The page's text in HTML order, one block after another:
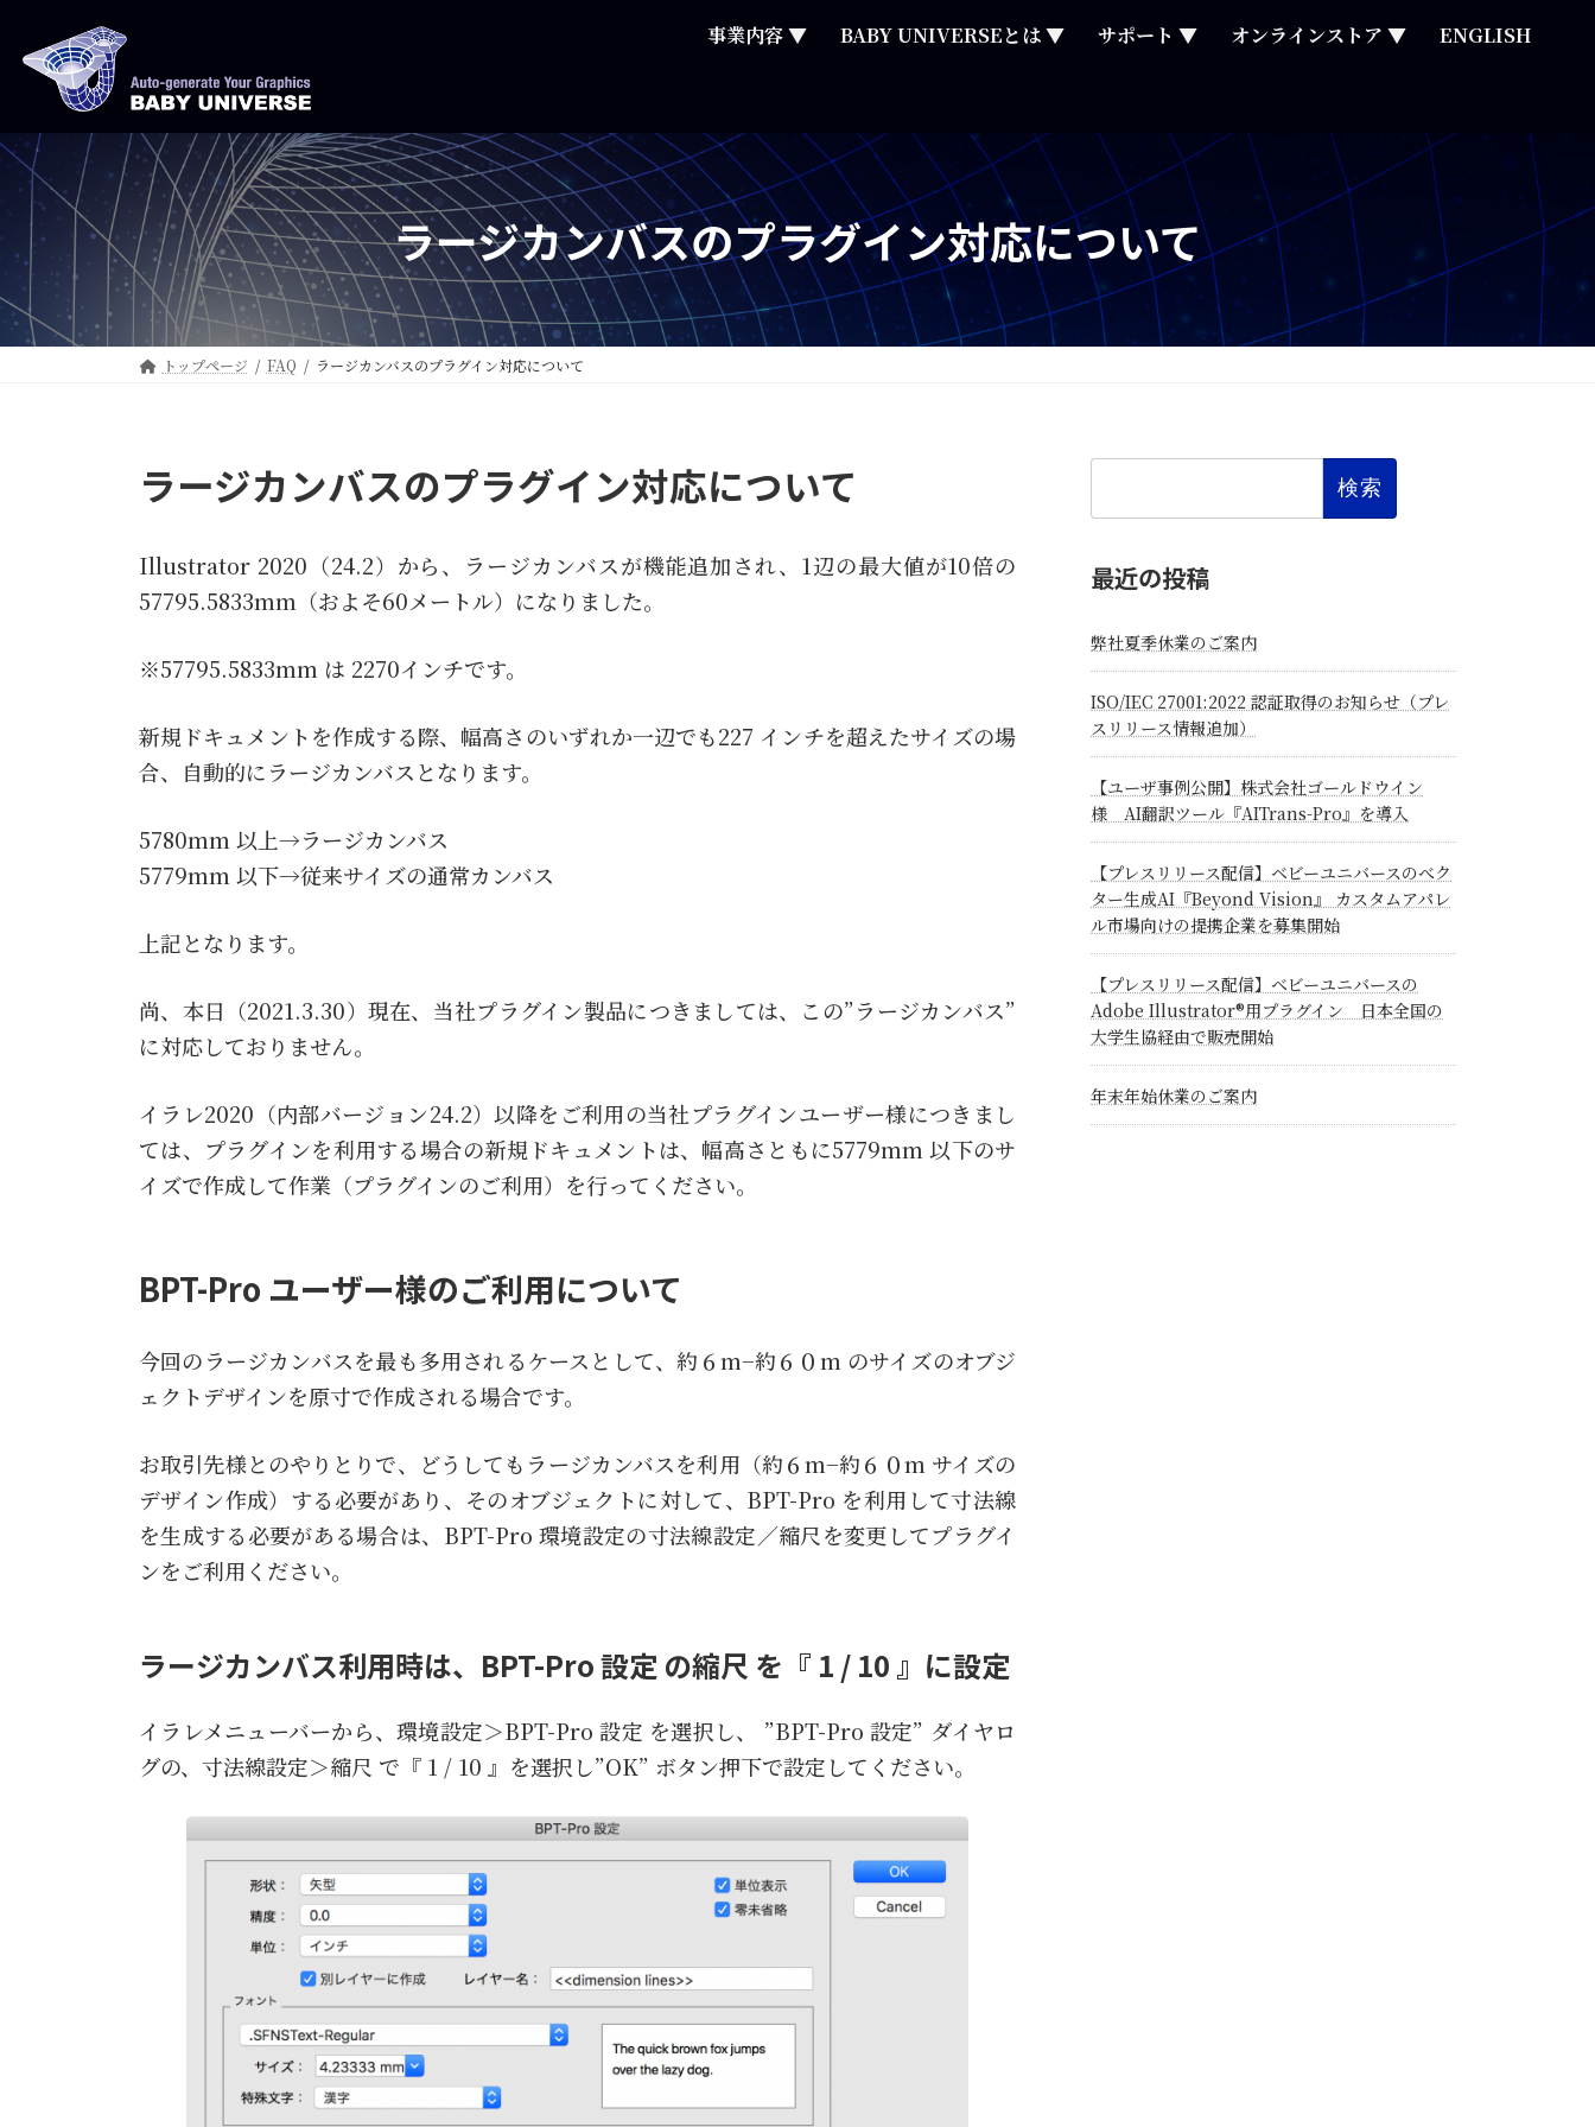
ツ
へ
ス
キ
ッ
プ
シ
ョ
ン
に
移
動
事業内容 ▼ BABY UNIVERSEとは ▼ サポート ▼ オンラインストア ▼ ENGLISH
ラージカンバスのプラグイン対応について
トップページ FAQ ラージカンバスのプラグイン対応について
ラージカンバスのプラグイン対応について
Illustrator 2020（24.2）から、ラージカンバスが機能追加され、1辺の最大値が10倍の
57795.5833mm（およそ60メートル）になりました。
※57795.5833mm は 2270インチです。
新規ドキュメントを作成する際、幅高さのいずれか一辺でも227 インチを超えたサイズの場
合、自動的にラージカンバスとなります。
5780mm 以上→ラージカンバス
5779mm 以下→従来サイズの通常カンバス
上記となります。
尚、本日（2021.3.30）現在、当社プラグイン製品につきましては、この”ラージカンバス”
に対応しておりません。
イラレ2020（内部バージョン24.2）以降をご利用の当社プラグインユーザー様につきまし
ては、プラグインを利用する場合の新規ドキュメントは、幅高さともに5779mm 以下のサ
イズで作成して作業（プラグインのご利用）を行ってください。
BPT-Pro ユーザー様のご利用について
今回のラージカンバスを最も多用されるケースとして、約６m−約６０m のサイズのオブジ
ェクトデザインを原寸で作成される場合です。
お取引先様とのやりとりで、どうしてもラージカンバスを利用（約６m−約６０m サイズの
デザイン作成）する必要があり、そのオブジェクトに対して、BPT-Pro を利用して寸法線
を生成する必要がある場合は、BPT-Pro 環境設定の寸法線設定／縮尺を変更してプラグイ
ンをご利用ください。
ラージカンバス利用時は、BPT-Pro 設定 の縮尺 を『 1 / 10 』に設定
イラレメニューバーから、環境設定＞BPT-Pro 設定 を選択し、 ”BPT-Pro 設定” ダイヤロ
グの、寸法線設定＞縮尺 で『 1 / 10 』を選択し”OK” ボタン押下で設定してください。
最近の投稿
弊社夏季休業のご案内
ISO/IEC 27001:2022 認証取得のお知らせ（プレ
スリリース情報追加）
【ユーザ事例公開】株式会社ゴールドウイン
様 AI翻訳ツール『AITrans-Pro』を導入
【プレスリリース配信】ベビーユニバースのべク
ター生成AI『Beyond Vision』 カスタムアパレ
ル市場向けの提携企業を募集開始
【プレスリリース配信】ベビーユニバースの
Adobe Illustrator®用プラグイン 日本全国の
大学生協経由で販売開始
年末年始休業のご案内